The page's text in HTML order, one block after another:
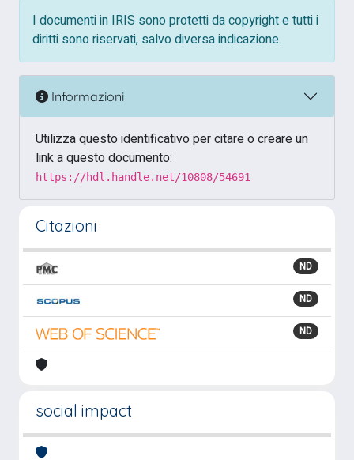
I documenti in IRIS sono protetti da copyright e tutti i
diritti sono riservati, salvo diversa indicazione.
Informazioni
Utilizza questo identificativo per citare o creare un
link a questo documento:
https://hdl.handle.net/10808/54691
Citazioni
ND
ND
ND
social impact